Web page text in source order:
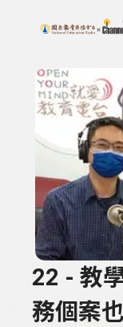
上方功能區塊
搜尋關鍵字：可
22 - 教
務個案